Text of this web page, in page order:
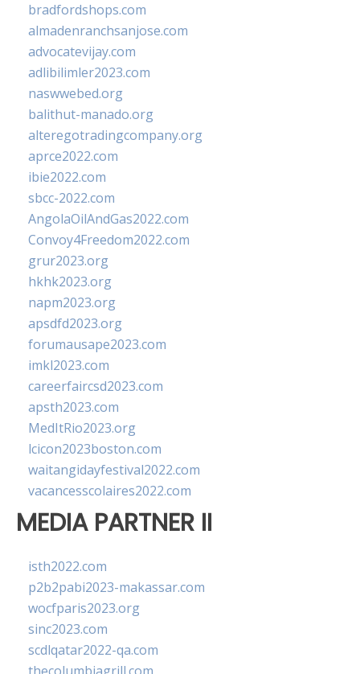
bradfordshops.com
almadenranchsanjose.com
advocatevijay.com
adlibilimler2023.com
naswwebed.org
balithut-manado.org
alteregotradingcompany.org
aprce2022.com
ibie2022.com
sbcc-2022.com
AngolaOilAndGas2022.com
Convoy4Freedom2022.com
grur2023.org
hkhk2023.org
napm2023.org
apsdfd2023.org
forumausape2023.com
imkl2023.com
careerfaircsd2023.com
apsth2023.com
MedItRio2023.org
lcicon2023boston.com
waitangidayfestival2022.com
vacancesscolaires2022.com
MEDIA PARTNER II
isth2022.com
p2b2pabi2023-makassar.com
wocfparis2023.org
sinc2023.com
scdlqatar2022-qa.com